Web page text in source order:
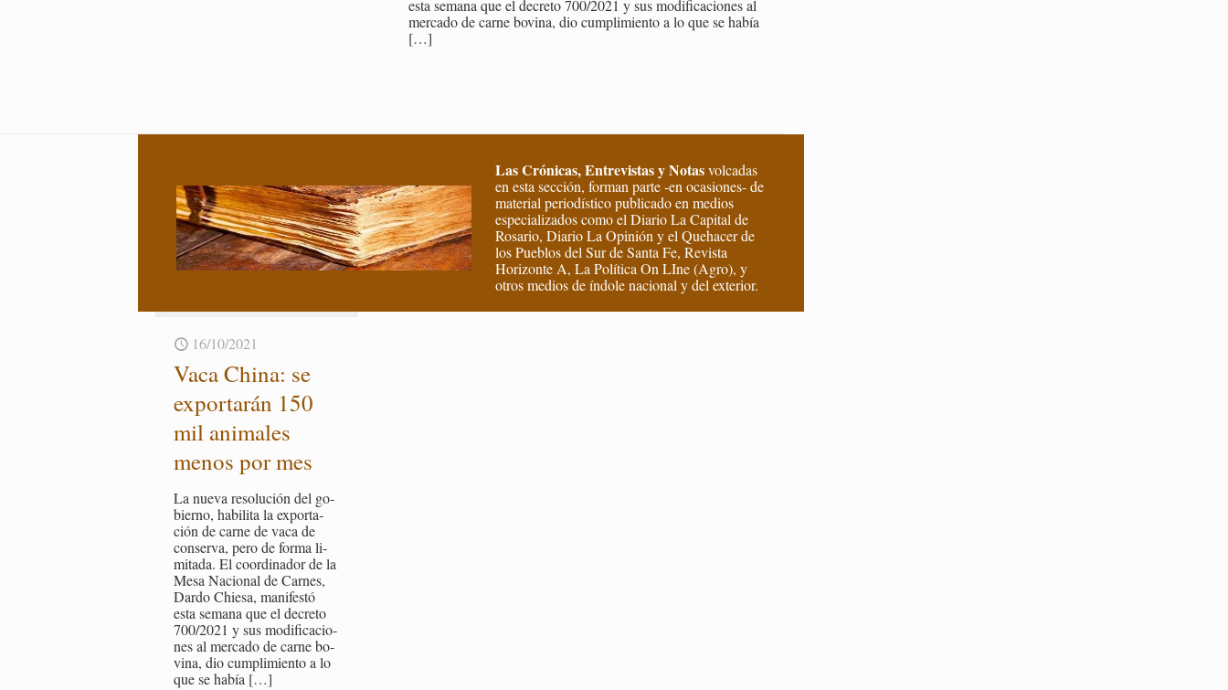
esta se­ma­na que el de­cre­to 700/2021 y sus mo­di­fi­ca­cio­nes al
mer­ca­do de carne bo­vi­na, dio cum­pli­mien­to a lo que se había
[…]
Las Crónicas, Entrevistas y Notasvolcadas
en esta sección, forman parte -en ocasiones- de
material periodístico publicado en medios
especializados como el Diario La Capital de
Rosario, Diario La Opinión y el Quehacer de
los Pueblos del Sur de Santa Fe, Revista
Horizonte A, La Política On LIne (Agro), y
otros medios de índole nacional y del exterior.
16/10/2021
Vaca China: se
ex­por­ta­rán 150
mil ani­ma­les
menos por mes
La nueva re­so­lu­ción del go­
bierno, ha­bi­li­ta la ex­por­ta­
ción de carne de vaca de
con­ser­va, pero de forma li­
mi­ta­da. El coor­di­na­dor de la
Mesa Na­cio­nal de Car­nes,
Dardo Chie­sa, ma­ni­fes­tó
esta se­ma­na que el de­cre­to
700/2021 y sus mo­di­fi­ca­cio­
nes al mer­ca­do de carne bo­
vi­na, dio cum­pli­mien­to a lo
que se había […]